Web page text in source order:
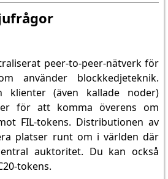
peer-to-peer-nätverk för
använder blockkedjeteknik.
klienter (även kallade noder)
för att komma överens om
FIL-tokens. Distributionen av
platser runt om i världen där
auktoritet. Du kan också
tokens.